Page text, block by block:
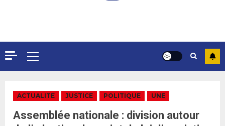
ACTUALITE JUSTICE POLITIQUE UNE
Assemblée nationale : division autour